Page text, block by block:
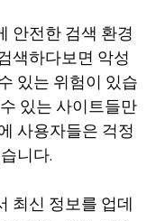
안전한 검색 환경
색하다보면 악성
있는 위험이 있습
있는 사이트들만
사용자들은 걱정
니다.
최신 정보를 업데